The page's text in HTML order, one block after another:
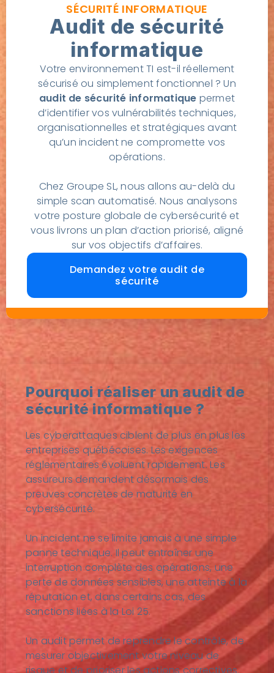
SÉCURITÉ INFORMATIQUE
Audit de sécurité
informatique
Votre environnement TI est-il réellement
sécurisé ou simplement fonctionnel ? Un
audit de sécurité informatique permet
d’identifier vos vulnérabilités techniques,
organisationnelles et stratégiques avant
qu’un incident ne compromette vos
opérations.
Chez Groupe SL, nous allons au-delà du
simple scan automatisé. Nous analysons
votre posture globale de cybersécurité et
vous livrons un plan d’action priorisé, aligné
sur vos objectifs d’affaires.
Demandez votre audit de
sécurité
Pourquoi réaliser un audit de
sécurité informatique ?
Les cyberattaques ciblent de plus en plus les
entreprises québécoises. Les exigences
réglementaires évoluent rapidement. Les
assureurs demandent désormais des
preuves concrètes de maturité en
cybersécurité.
Un incident ne se limite jamais à une simple
panne technique. Il peut entraîner une
interruption complète des opérations, une
perte de données sensibles, une atteinte à la
réputation et, dans certains cas, des
sanctions liées à la Loi 25.
Un audit permet de reprendre le contrôle, de
mesurer objectivement votre niveau de
risque et de prioriser les actions correctives.